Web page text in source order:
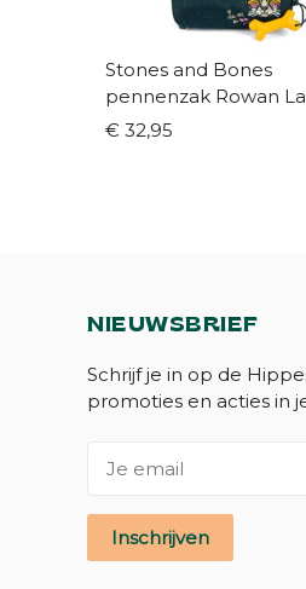
Stones and Bones
pennenzak Rowan
en rose navy
€ 32,95
NIEUWSBRIEF
Schrijf je in op de
promoties en acties in
Inschrijven